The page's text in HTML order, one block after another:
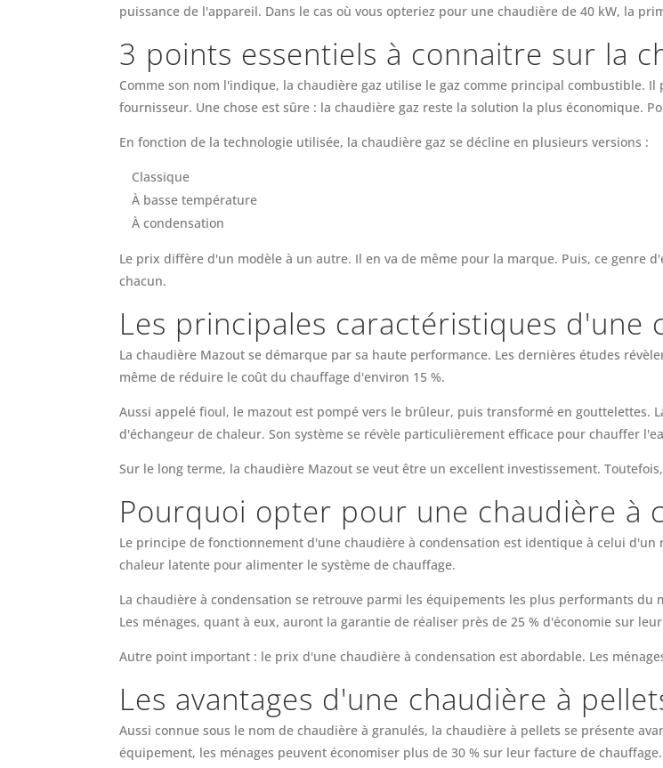
puissance de l'appareil. Dans le cas où vous opteriez pour une chaudière de 40 kW, la
3 points essentiels à connaitre sur la
Comme son nom l'indique, la chaudière gaz utilise le gaz comme principal combustible.
fournisseur. Une chose est sûre : la chaudière gaz reste la solution la plus économique.
En fonction de la technologie utilisée, la chaudière gaz se décline en plusieurs versions :
Classique
À basse température
À condensation
Le prix diffère d'un modèle à un autre. Il en va de même pour la marque. Puis, ce genre
chacun.
Les principales caractéristiques d'une
La chaudière Mazout se démarque par sa haute performance. Les dernières études
même de réduire le coût du chauffage d'environ 15 %.
Aussi appelé fioul, le mazout est pompé vers le brûleur, puis transformé en gouttelettes.
d'échangeur de chaleur. Son système se révèle particulièrement efficace pour chauffer
Sur le long terme, la chaudière Mazout se veut être un excellent investissement.
Pourquoi opter pour une chaudière à
Le principe de fonctionnement d'une chaudière à condensation est identique à celui
chaleur latente pour alimenter le système de chauffage.
La chaudière à condensation se retrouve parmi les équipements les plus performants
Les ménages, quant à eux, auront la garantie de réaliser près de 25 % d'économie sur
Autre point important : le prix d'une chaudière à condensation est abordable. Les
Les avantages d'une chaudière à
Aussi connue sous le nom de chaudière à granulés, la chaudière à pellets se présente
équipement, les ménages peuvent économiser plus de 30 % sur leur facture de